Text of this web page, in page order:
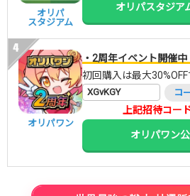
オリパ
スタジアム
オリパスタジア
オリパワン
・2周年イベント開催中
初回購入は最大
XGvKGY コ
上記招待コー
オリパワン